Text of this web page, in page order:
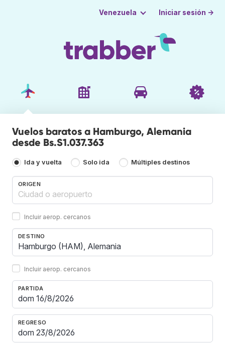
Venezuela Iniciar sesión →
Vuelos baratos a Hamburgo, Alemania
desde Bs.S1.037.363
Ida y vuelta Solo ida Múltiples destinos
ORIGEN
Incluir aerop. cercanos
DESTINO
Incluir aerop. cercanos
PARTIDA
REGRESO